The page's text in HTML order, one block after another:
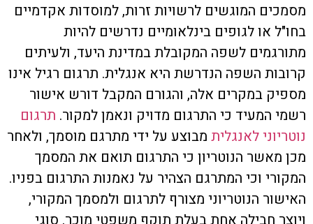
מסמכים המוגשים לרשויות זרות, למוסדות אקדמיים
בחו"ל או לגופים בינלאומיים נדרשים להיות
מתורגמים לשפה המקובלת במדינת היעד, ולעיתים
קרובות השפה הנדרשת היא אנגלית. תרגום רגיל אינו
מספיק במקרים אלה, והגורם המקבל דורש אישור
רשמי המעיד כי התרגום מדויק ונאמן למקור. תרגום
נוטריוני לאנגלית מבוצע על ידי מתרגם מוסמך, ולאחר
מכן מאשר הנוטריון כי התרגום תואם את המסמך
המקורי וכי המתרגם הצהיר על נאמנות התרגום בפניו.
האישור הנוטריוני מצורף לתרגום ולמסמך המקורי,